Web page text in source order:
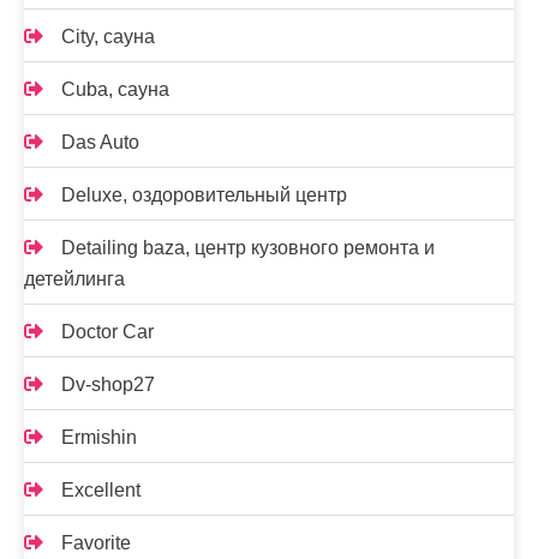
City, сауна
Cuba, сауна
Das Auto
Deluxe, оздоровительный центр
Detailing baza, центр кузовного ремонта и
детейлинга
Doctor Car
Dv-shop27
Ermishin
Excellent
Favorite